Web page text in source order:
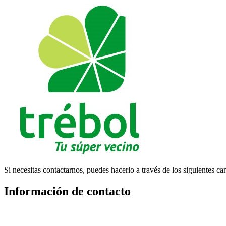
Si necesitas contactarnos, puedes hacerlo a través de los siguientes
Información de contacto